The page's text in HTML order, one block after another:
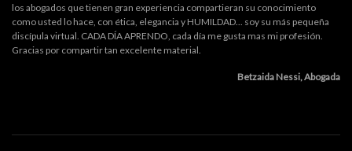
los abogados que tienen gran experiencia compartieran su conocimiento
como usted lo hace, con ética, elegancia y HUMILDAD... soy su más pequeña
discípula virtual. CADA DÍA APRENDO, cada día me gusta mas mi profesión.
Gracias por compartir tan excelente material.
Betzaida Nessi, Abogada